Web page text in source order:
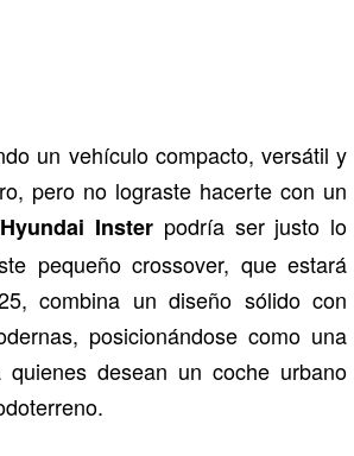
un vehículo compacto, versátil y
pero no lograste hacerte con un
Hyundai Inster podría ser justo lo
pequeño crossover, que estará
combina un diseño sólido con
posicionándose como una
desean un coche urbano